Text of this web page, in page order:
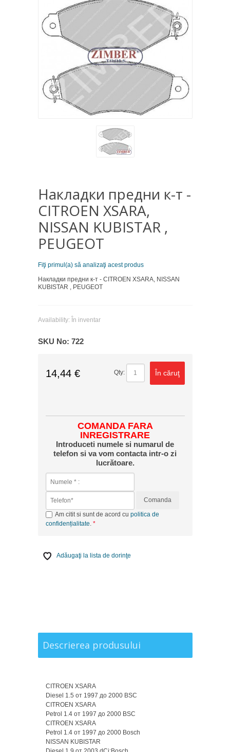
Накладки предни к-т -
CITROEN XSARA,
NISSAN KUBISTAR ,
PEUGEOT
Fiţi primul(a) să analizaţi acest produs
Накладки предни к-т - CITROEN XSARA, NISSAN
KUBISTAR , PEUGEOT
Availability: În inventar
SKU No: 722
14,44 € Qty: În căruţ
COMANDA FARA
INREGISTRARE
Introduceti numele si numarul de
telefon si va vom contacta intr-o zi
lucrătoare.
Comanda
Am citit si sunt de acord cu politica de
confidențialitate
Adăugaţi la lista de dorinţe
Descrierea produsului
CITROEN XSARA
Diesel 1.5 от 1997 до 2000 BSC
CITROEN XSARA
Petrol 1.4 от 1997 до 2000 BSC
CITROEN XSARA
Petrol 1.4 от 1997 до 2000 Bosch
NISSAN KUBISTAR